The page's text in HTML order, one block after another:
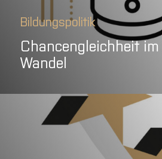
Bildungspolitik
Chancengleichheit
Wandel